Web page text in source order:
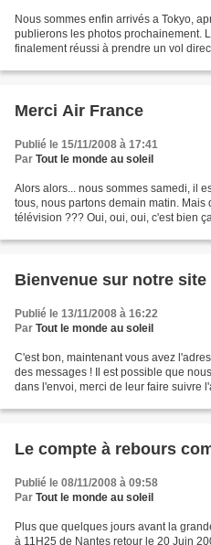
Nous sommes enfin arrivés a Tokyo,
publierons les photos prochainement.
finalement réussi à prendre un vol
Merci Air France
Publié le 15/11/2008 à 17:41
Par Tout le monde au soleil
Alors alors... nous sommes samedi, il
tous, nous partons demain matin.
télévision ??? Oui, oui, oui, c'est bien
Bienvenue sur notre site
Publié le 13/11/2008 à 16:22
Par Tout le monde au soleil
C'est bon, maintenant vous avez
des messages ! Il est possible que
dans l'envoi, merci de leur faire suivre
Le compte à rebours
Publié le 08/11/2008 à 09:58
Par Tout le monde au soleil
Plus que quelques jours avant la
à 11H25 de Nantes retour le 20 Juin